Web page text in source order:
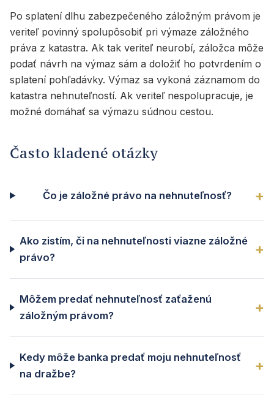
Po splatení dlhu zabezpečeného záložným právom je
veriteľ povinný spolupôsobiť pri výmaze záložného
práva z katastra. Ak tak veriteľ neurobí, záložca môže
podať návrh na výmaz sám a doložiť ho potvrdením o
splatení pohľadávky. Výmaz sa vykoná záznamom do
katastra nehnuteľností. Ak veriteľ nespolupracuje, je
možné domáhať sa výmazu súdnou cestou.
Často kladené otázky
Čo je záložné právo na nehnuteľnosť?
Ako zistím, či na nehnuteľnosti viazne záložné
právo?
Môžem predať nehnuteľnosť zaťaženú
záložným právom?
Kedy môže banka predať moju nehnuteľnosť
na dražbe?